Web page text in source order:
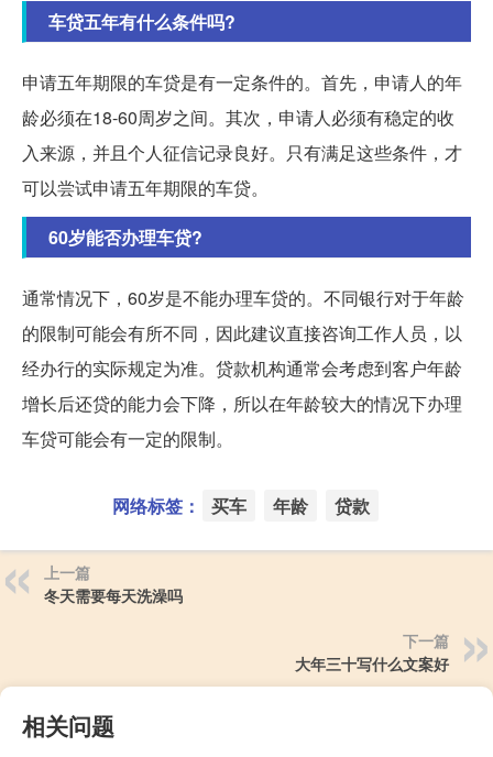
车贷五年有什么条件吗?
申请五年期限的车贷是有一定条件的。首先，申请人的年
龄必须在18-60周岁之间。其次，申请人必须有稳定的收
入来源，并且个人征信记录良好。只有满足这些条件，才
可以尝试申请五年期限的车贷。
60岁能否办理车贷?
通常情况下，60岁是不能办理车贷的。不同银行对于年龄
的限制可能会有所不同，因此建议直接咨询工作人员，以
经办行的实际规定为准。贷款机构通常会考虑到客户年龄
增长后还贷的能力会下降，所以在年龄较大的情况下办理
车贷可能会有一定的限制。
网络标签： 买车 年龄 贷款
上一篇
冬天需要每天洗澡吗
下一篇
大年三十写什么文案好
相关问题